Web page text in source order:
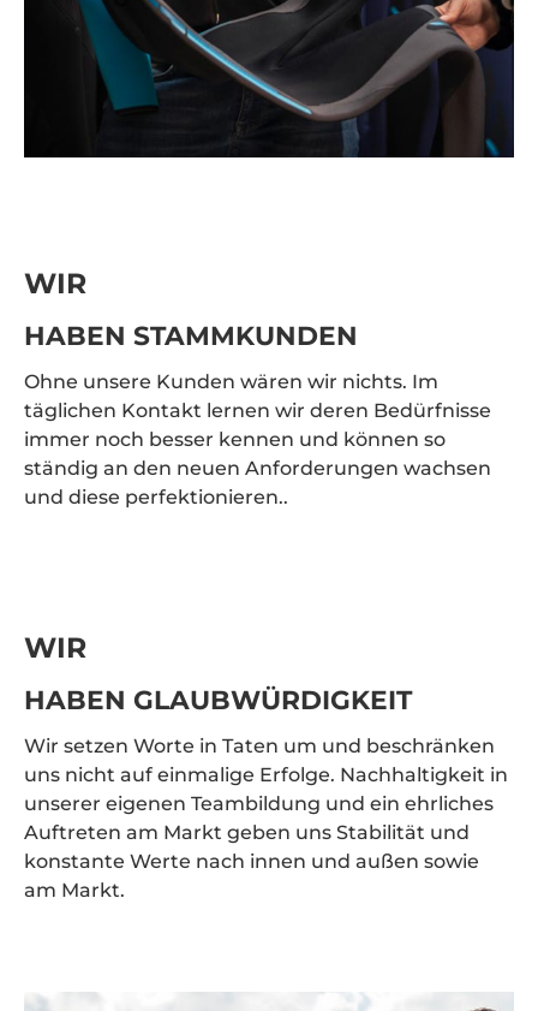
WIR
HABEN STAMMKUNDEN
Ohne unsere Kunden wären wir nichts. Im
täglichen Kontakt lernen wir deren Bedürfnisse
immer noch besser kennen und können so
ständig an den neuen Anforderungen wachsen
und diese perfektionieren..
WIR
HABEN GLAUBWÜRDIGKEIT
Wir setzen Worte in Taten um und beschränken
uns nicht auf einmalige Erfolge. Nachhaltigkeit in
unserer eigenen Teambildung und ein ehrliches
Auftreten am Markt geben uns Stabilität und
konstante Werte nach innen und außen sowie
am Markt.